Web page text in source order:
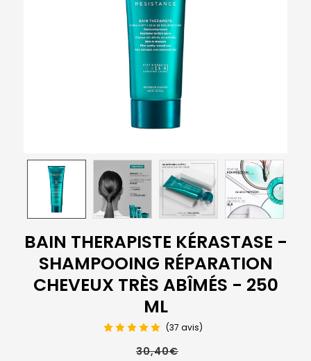
BAIN THERAPISTE KÉRASTASE -
SHAMPOOING RÉPARATION
CHEVEUX TRÈS ABÎMÉS - 250
ML
(37 avis)
30,40€